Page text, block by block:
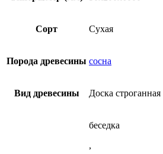
(45х190)
сухая
(45х190)
Опции
на
Сорт Сухая
Порода древесины сосна
Вид древесины Доска строганная
беседка
,